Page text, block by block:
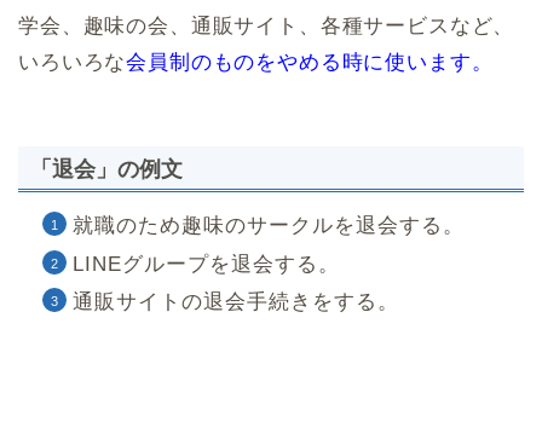
学会、趣味の会、通販サイト、各種サービスなど、
いろいろな会員制のものをやめる時に使います。
「退会」の例文
就職のため趣味のサークルを退会する。
LINEグループを退会する。
通販サイトの退会手続きをする。